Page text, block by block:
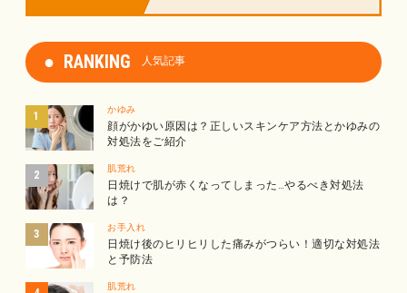
RANKING 人気記事
かゆみ
顔がかゆい原因は？正しいスキンケア方法とかゆみの
対処法をご紹介
肌荒れ
日焼けで肌が赤くなってしまった…やるべき対処法
は？
お手入れ
日焼け後のヒリヒリした痛みがつらい！適切な対処法
と予防法
肌荒れ